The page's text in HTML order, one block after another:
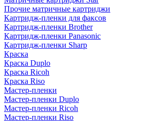
Прочие матричные картриджи
Картридж-пленки для факсов
Картридж-пленки Brother
Картридж-пленки Panasonic
Картридж-пленки Sharp
Краска
Краска Duplo
Краска Ricoh
Краска Riso
Мастер-пленки
Мастер-пленки Duplo
Мастер-пленки Ricoh
Мастер-пленки Riso